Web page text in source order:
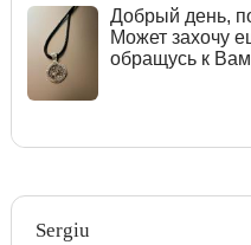
Добрый день,
Может захочу
обращусь к
Sergiu